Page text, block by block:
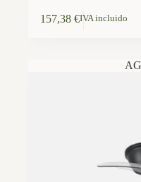
157,38 €IVA incluido